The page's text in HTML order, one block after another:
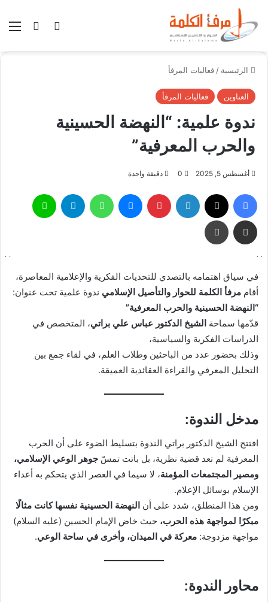
بحثالوضع
الرئيسية / فعاليات المرفأ
العناوين فعاليات المرفأ
ندوة علمية: “النهضة الحسينية
والحرب المعرفية”
أغسطس 5, 2025 0 دقيقة واحدة
فيسبوك لينكدإن بينتيريست ماسنجر واتساب تيلقرام
مشاركة عبر البريد طباعة
في سياق اهتمامه بالتصدي للتحديات الفكرية والإعلامية المعاصرة،
أقام مرفأ الكلمة للحوار والتأصيل الإسلامي ندوة علمية تحت عنوان:
“النهضة الحسينية والحرب المعرفية”
قدّمها سماحة الشيخ الدكتور عباس علي براتي، المتخصص في
الدراسات الفكرية والسياسية،
وذلك بحضور عدد من الباحثين وطلاب العلم، في لقاء جمع بين
التحليل المعرفي والقراءة العقائدية العميقة.
مدخل الندوة:
افتتح الشيخ الدكتور براتي الندوة بتسليط الضوء على أن الحرب
المعرفية لم تعد قضية نظرية، بل باتت تمسّ جوهر الوعي الإسلامي،
ومصير المجتمعات المؤمنة، لا سيما في العصر الذي يتحكم به أعداء
الإسلام بوسائل الإعلام.
ومن هذا المنطلق، شدد على أن النهضة الحسينية نفسها كانت مثالًا
مبكرًا لمواجهة هذه الحرب، حيث خاض الإمام الحسين (عليه السلام)
مواجهة مزدوجة: معركة في الميدان، وأخرى في ساحة الوعي.
محاور الندوة: